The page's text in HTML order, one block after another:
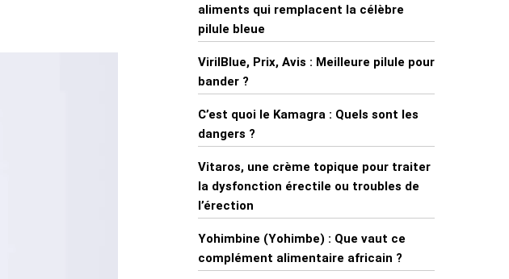
aliments qui remplacent la célèbre
pilule bleue
VirilBlue, Prix, Avis : Meilleure pilule pour
bander ?
C’est quoi le Kamagra : Quels sont les
dangers ?
Vitaros, une crème topique pour traiter
la dysfonction érectile ou troubles de
l’érection
Yohimbine (Yohimbe) : Que vaut ce
complément alimentaire africain ?